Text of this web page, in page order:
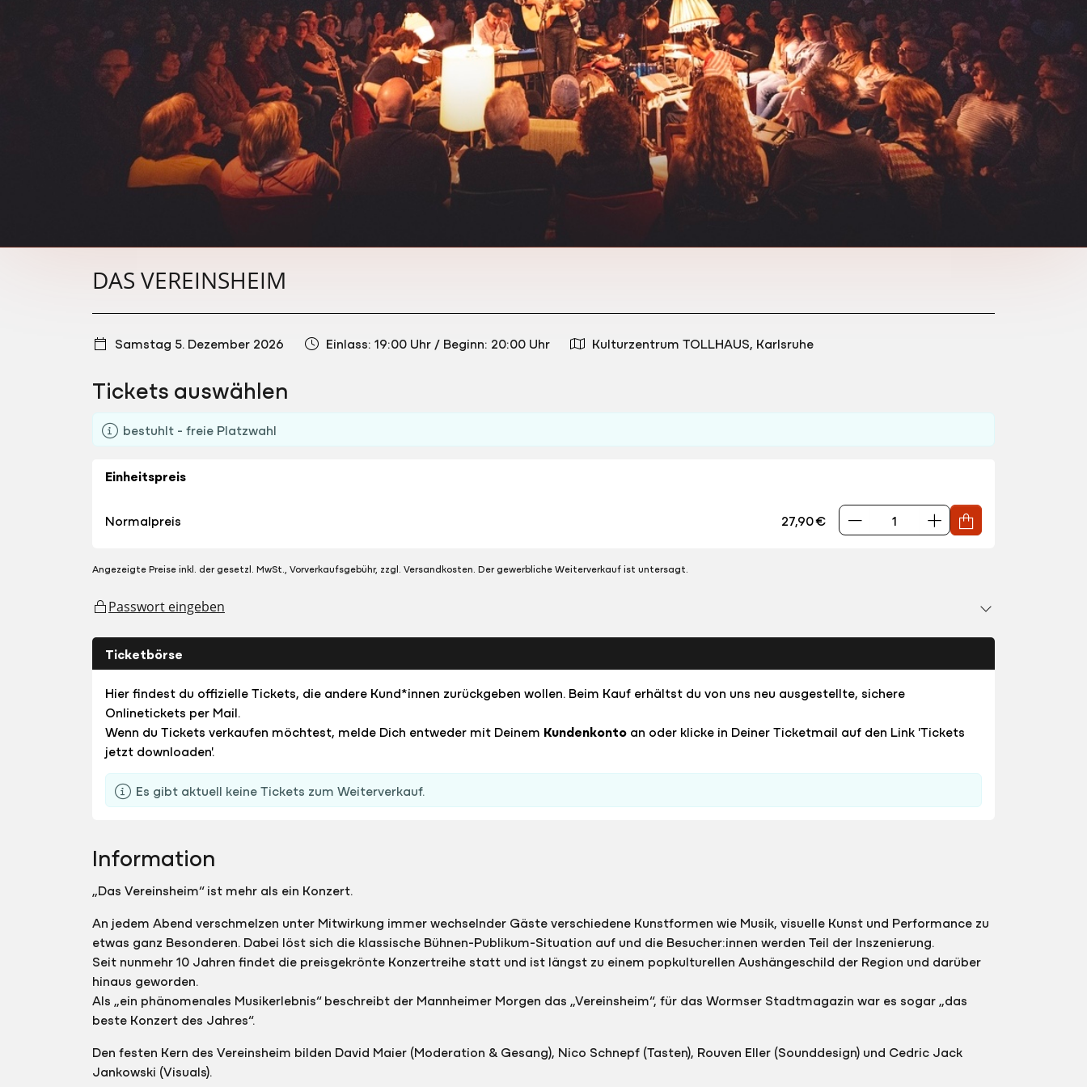
DAS VEREINSHEIM
Samstag 5. Dezember 2026 Einlass: 19:00 Uhr / Beginn: 20:00 Uhr Kulturzentrum TOLLHAUS, Karlsruhe
Tickets auswählen
bestuhlt - freie Platzwahl
Einheitspreis
Normalpreis 27,90 €
Angezeigte Preise inkl. der gesetzl. MwSt., Vorverkaufsgebühr, zzgl. Versandkosten. Der gewerbliche Weiterverkauf ist untersagt.
Passwort eingeben
Ticketbörse
Hier findest du offizielle Tickets, die andere Kund*innen zurückgeben wollen. Beim Kauf erhältst du von uns neu ausgestellte, sichere
Onlinetickets per Mail.
Wenn du Tickets verkaufen möchtest, melde Dich entweder mit Deinem Kundenkonto an oder klicke in Deiner Ticketmail auf den Link 'Tickets
jetzt downloaden'.
Es gibt aktuell keine Tickets zum Weiterverkauf.
Information
„Das Vereinsheim“ ist mehr als ein Konzert.
An jedem Abend verschmelzen unter Mitwirkung immer wechselnder Gäste verschiedene Kunstformen wie Musik, visuelle Kunst und Performance zu
etwas ganz Besonderen. Dabei löst sich die klassische Bühnen-Publikum-Situation auf und die Besucher:innen werden Teil der Inszenierung.
Seit nunmehr 10 Jahren findet die preisgekrönte Konzertreihe statt und ist längst zu einem popkulturellen Aushängeschild der Region und darüber
hinaus geworden.
Als „ein phänomenales Musikerlebnis“ beschreibt der Mannheimer Morgen das „Vereinsheim“, für das Wormser Stadtmagazin war es sogar „das
beste Konzert des Jahres“.
Den festen Kern des Vereinsheim bilden David Maier (Moderation & Gesang), Nico Schnepf (Tasten), Rouven Eller (Sounddesign) und Cedric Jack
Jankowski (Visuals).